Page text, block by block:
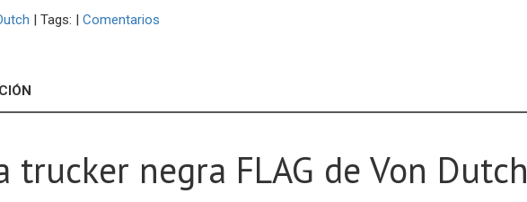
| Tags: | Comentarios
trucker negra FLAG de Von Dutch